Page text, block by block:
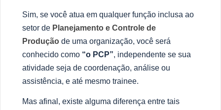
Sim, se você atua em qualquer função inclusa ao
setor de Planejamento e Controle de
Produção de uma organização, você será
conhecido como “o PCP”, independente se sua
atividade seja de coordenação, análise ou
assistência, e até mesmo trainee.
Mas afinal, existe alguma diferença entre tais